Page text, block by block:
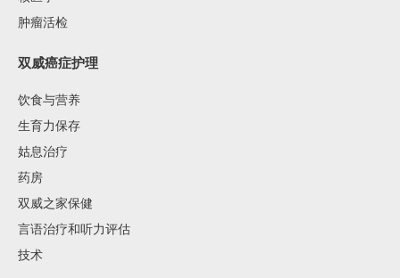
肿瘤活检
双威癌症护理
饮食与营养
生育力保存
姑息治疗
药房
双威之家保健
言语治疗和听力评估
技术